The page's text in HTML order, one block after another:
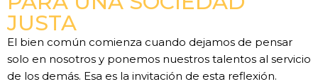
JUSTA
El bien común comienza cuando dejamos de pensar
solo en nosotros y ponemos nuestros talentos al servicio
de los demás. Esa es la invitación de esta reflexión.